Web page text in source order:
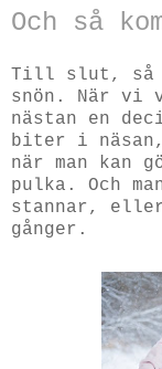
Och så
Till slut, så
snön. När vi
nästan en
biter i
när man kan
pulka. Och
stannar,
gånger.